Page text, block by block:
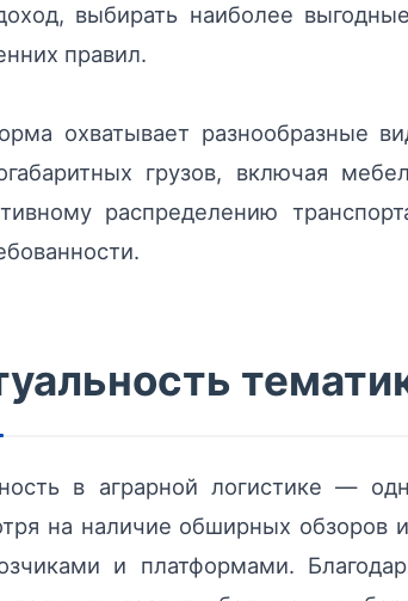
выбирать наиболее
правил.
охватывает разнообразные
грузов, включая
распределению
в аграрной логистике —
на наличие обширных обзоров
и платформами.